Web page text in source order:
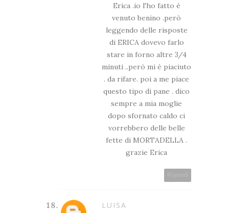
Erica .io l'ho fatto è
venuto benino .però
leggendo delle risposte
di ERICA dovevo farlo
stare in forno altre 3/4
minuti ..però mi è piaciuto
. da rifare. poi a me piace
questo tipo di pane . dico
sempre a mia moglie
dopo sfornato caldo ci
vorrebbero delle belle
fette di MORTADELLA .
grazie Erica
LUISA